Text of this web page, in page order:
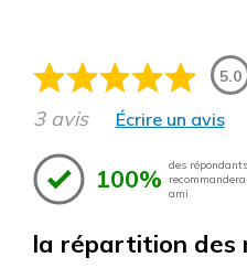
5.0
3 avis Écrire un avis
100% des répondants
ami
la répartition des